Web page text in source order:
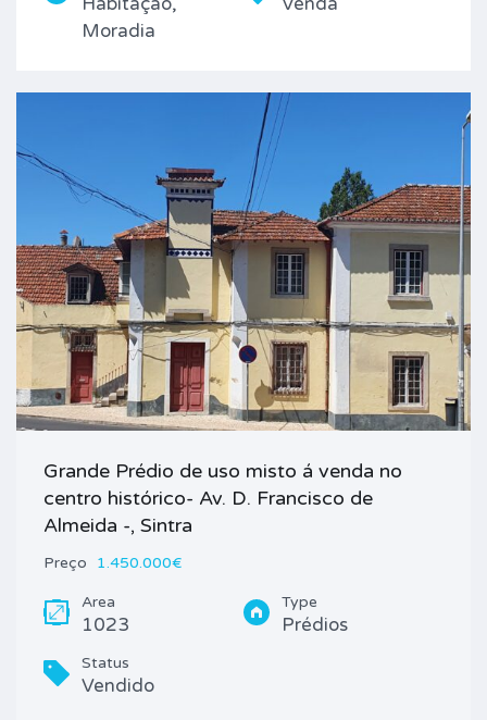
Moradia
Grande Prédio de uso misto á venda no
centro histórico- Av. D. Francisco de
Almeida -, Sintra
Preço 1.450.000€
Area
1023
Type
Prédios
Status
Vendido